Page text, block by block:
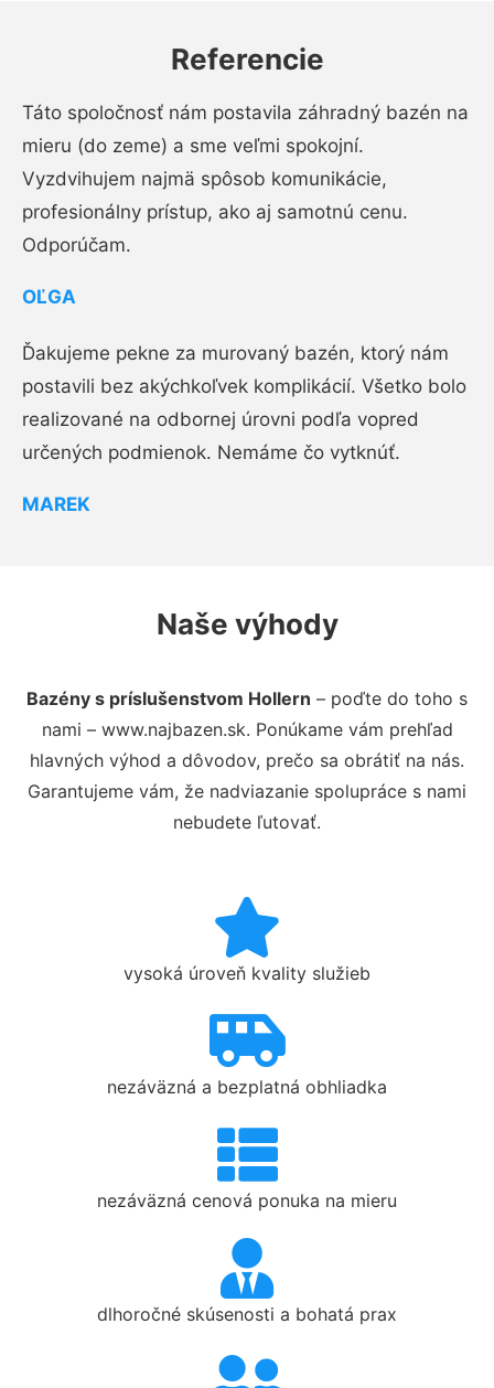
Referencie
Táto spoločnosť nám postavila záhradný bazén na
mieru (do zeme) a sme veľmi spokojní.
Vyzdvihujem najmä spôsob komunikácie,
profesionálny prístup, ako aj samotnú cenu.
Odporúčam.
OĽGA
Ďakujeme pekne za murovaný bazén, ktorý nám
postavili bez akýchkoľvek komplikácií. Všetko bolo
realizované na odbornej úrovni podľa vopred
určených podmienok. Nemáme čo vytknúť.
MAREK
Naše výhody
Bazény s príslušenstvom Hollern – poďte do toho s
nami – www.najbazen.sk. Ponúkame vám prehľad
hlavných výhod a dôvodov, prečo sa obrátiť na nás.
Garantujeme vám, že nadviazanie spolupráce s nami
nebudete ľutovať.
vysoká úroveň kvality služieb
nezáväzná a bezplatná obhliadka
nezáväzná cenová ponuka na mieru
dlhoročné skúsenosti a bohatá prax